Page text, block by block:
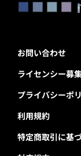
お問い合わせ
ライセンシー募
プライバシーポ
利用規約
特定商取引に基